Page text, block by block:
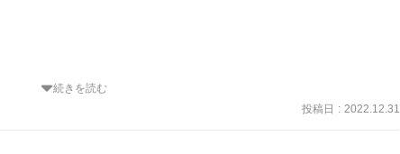
是非読んで、他の方にもおすすめして欲しい。
続きを読む
投稿日 : 2022.12.31